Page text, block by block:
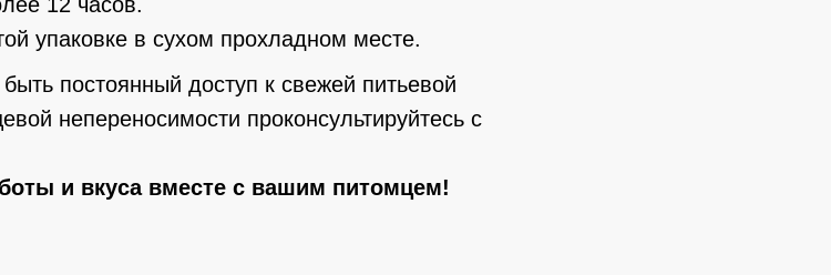
упаковке в сухом прохладном месте.
постоянный доступ к свежей питьевой
непереносимости проконсультируйтесь с
и вкуса вместе с вашим питомцем!